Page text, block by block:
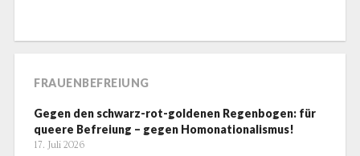
FRAUENBEFREIUNG
Gegen den schwarz-rot-goldenen Regenbogen: für
queere Befreiung – gegen Homonationalismus!
17. Juli 2026